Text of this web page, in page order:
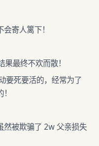
寄人篱下！
最终不欢而散！
要死要活的，经常为了
然被欺骗了 2w 父亲损失